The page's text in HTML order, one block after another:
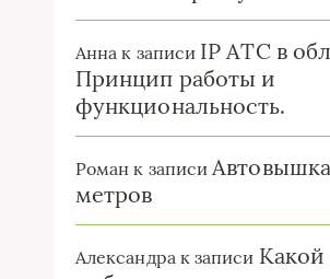
Анна к записи IP ATC в
Принцип работы и
функциональность.
Роман к записи
метров
Александра к записи